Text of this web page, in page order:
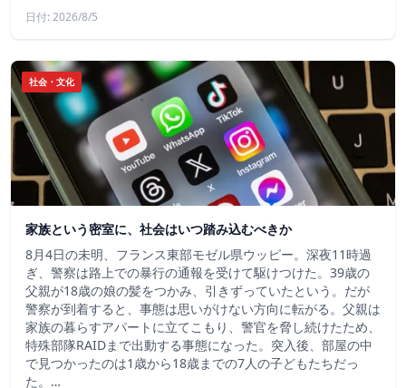
日付: 2026/8/5
社会・文化
家族という密室に、社会はいつ踏み込むべきか
8月4日の未明、フランス東部モゼル県ウッピー。深夜11時過
ぎ、警察は路上での暴行の通報を受けて駆けつけた。39歳の
父親が18歳の娘の髪をつかみ、引きずっていたという。だが
警察が到着すると、事態は思いがけない方向に転がる。父親は
家族の暮らすアパートに立てこもり、警官を脅し続けたため、
特殊部隊RAIDまで出動する事態になった。突入後、部屋の中
で見つかったのは1歳から18歳までの7人の子どもたちだっ
た。…